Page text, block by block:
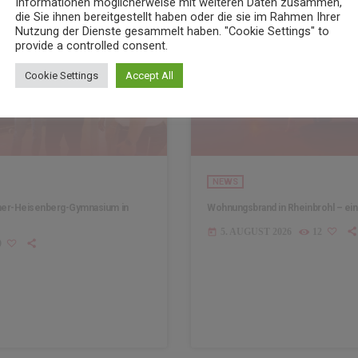
insert_link
NEWS
today
die Sie ihnen bereitgestellt haben oder die sie im Rahmen Ihrer
Nutzung der Dienste gesammelt haben. "Cookie Settings" to
provide a controlled consent.
Cookie Settings Accept All